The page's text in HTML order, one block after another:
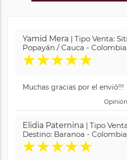
Yamid Mera | Tipo Venta:
Popayán / Cauca - Colombia
★★★★★
Muchas gracias por el envió!!!
Elidia Paternina | Tipo
Destino: Baranoa - Colombia
★★★★★